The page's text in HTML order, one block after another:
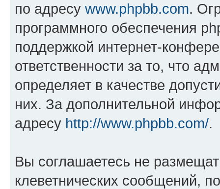
по адресу www.phpbb.com.
программного обеспечения
поддержкой интернет-
ответственности за то, что
определяет в качестве
них. За дополнительной
адресу http://www.phpbb.com/.
Вы соглашаетесь не
клеветнических сообщений,